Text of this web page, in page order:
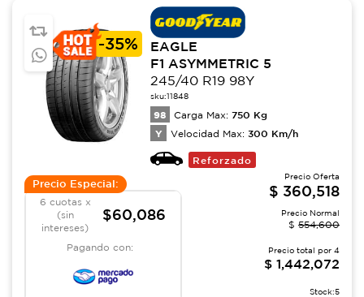
-35%
EAGLE
F1 ASYMMETRIC 5
245/40 R19 98Y
sku:11848
98 Carga Max: 750 Kg
Y Velocidad Max: 300 Km/h
Reforzado
Precio Especial:
6 cuotas x
(sin
intereses)
$60,086
Pagando con:
Precio Oferta
$ 360,518
Precio Normal
$ 554,600
Precio total por 4
$ 1,442,072
Stock:5